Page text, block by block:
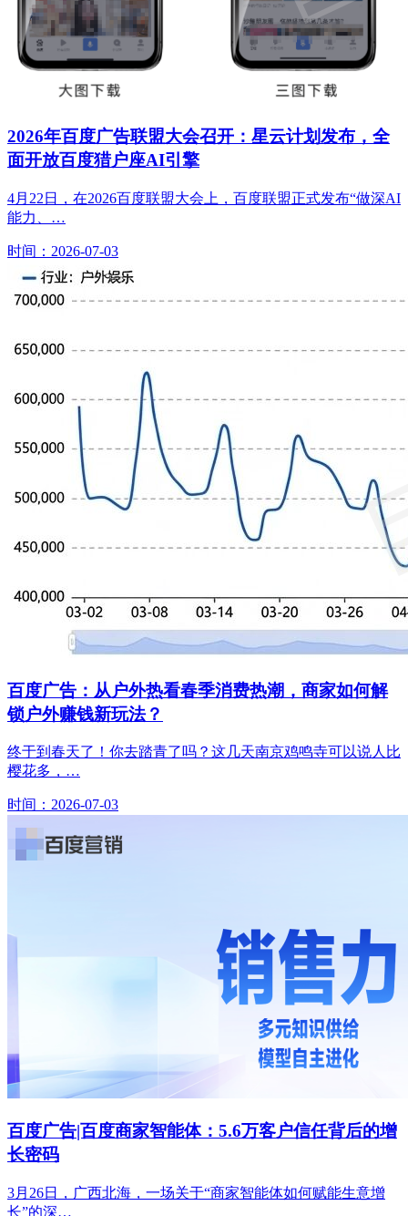
2026年百度广告联盟大会召开：星云计划发布，全
面开放百度猎户座AI引擎
4月22日，在2026百度联盟大会上，百度联盟正式发布“做深AI
能力、…
时间：2026-07-03
百度广告：从户外热看春季消费热潮，商家如何解
锁户外赚钱新玩法？
终于到春天了！你去踏青了吗？这几天南京鸡鸣寺可以说人比
樱花多，…
时间：2026-07-03
百度广告|百度商家智能体：5.6万客户信任背后的增
长密码
3月26日，广西北海，一场关于“商家智能体如何赋能生意增
长”的深…